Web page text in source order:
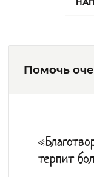
могут
бытовой
Питание
Помочь
терпит